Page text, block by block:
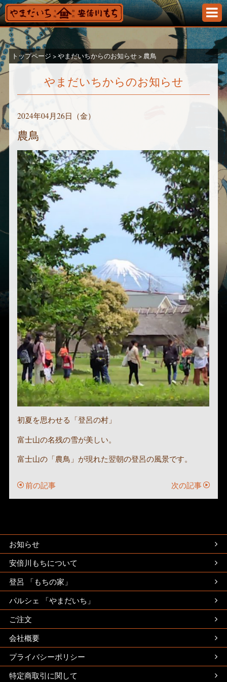
静岡のみならず東海道を代表する名物・お土産「
トップページ >やまだいちからのお知らせ> 農鳥
やまだいちからのお知らせ
2024年04月26日（金）
農鳥
初夏を思わせる「登呂の村」
富士山の名残の雪が美しい。
富士山の「農鳥」が現れた翌朝の登呂の風景です。
前の記事 次の記事
お知らせ
安倍川もちについて
登呂 「もちの家」
パルシェ 「やまだいち」
ご注文
会社概要
プライバシーポリシー
特定商取引に関して